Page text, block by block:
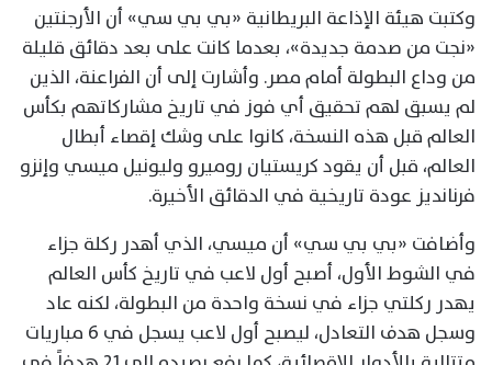
وكتبت هيئة الإذاعة البريطانية «بي بي سي» أن الأرجنتين
«نجت من صدمة جديدة»، بعدما كانت على بعد دقائق قليلة
من وداع البطولة أمام مصر. وأشارت إلى أن الفراعنة، الذين
لم يسبق لهم تحقيق أي فوز في تاريخ مشاركاتهم بكأس
العالم قبل هذه النسخة، كانوا على وشك إقصاء أبطال
العالم، قبل أن يقود كريستيان روميرو وليونيل ميسي وإنزو
فرنانديز عودة تاريخية في الدقائق الأخيرة.
وأضافت «بي بي سي» أن ميسي، الذي أهدر ركلة جزاء
في الشوط الأول، أصبح أول لاعب في تاريخ كأس العالم
يهدر ركلتي جزاء في نسخة واحدة من البطولة، لكنه عاد
وسجل هدف التعادل، ليصبح أول لاعب يسجل في 6 مباريات